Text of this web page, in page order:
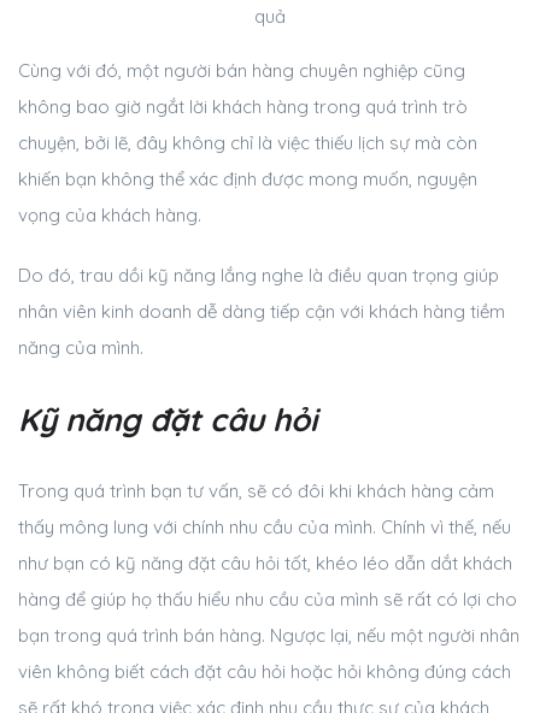
quả
Cùng với đó, một người bán hàng chuyên nghiệp cũng
không bao giờ ngắt lời khách hàng trong quá trình trò
chuyện, bởi lẽ, đây không chỉ là việc thiếu lịch sự mà còn
khiến bạn không thể xác định được mong muốn, nguyện
vọng của khách hàng.
Do đó, trau dồi kỹ năng lắng nghe là điều quan trọng giúp
nhân viên kinh doanh dễ dàng tiếp cận với khách hàng tiềm
năng của mình.
Kỹ năng đặt câu hỏi
Trong quá trình bạn tư vấn, sẽ có đôi khi khách hàng cảm
thấy mông lung với chính nhu cầu của mình. Chính vì thế, nếu
như bạn có kỹ năng đặt câu hỏi tốt, khéo léo dẫn dắt khách
hàng để giúp họ thấu hiểu nhu cầu của mình sẽ rất có lợi cho
bạn trong quá trình bán hàng. Ngược lại, nếu một người nhân
viên không biết cách đặt câu hỏi hoặc hỏi không đúng cách
sẽ rất khó trong việc xác định nhu cầu thực sự của khách